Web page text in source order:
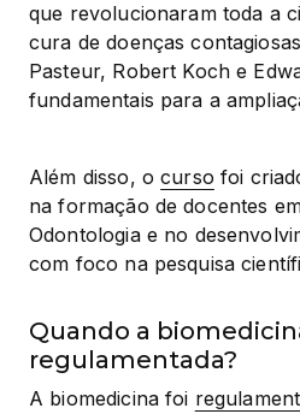
que revolucionaram toda a
cura de doenças
Pasteur, Robert Koch e
fundamentais para a
Além disso, o curso foi
na formação de docentes
Odontologia e no
com foco na pesquisa
Quando a
regulamentada?
A biomedicina foi